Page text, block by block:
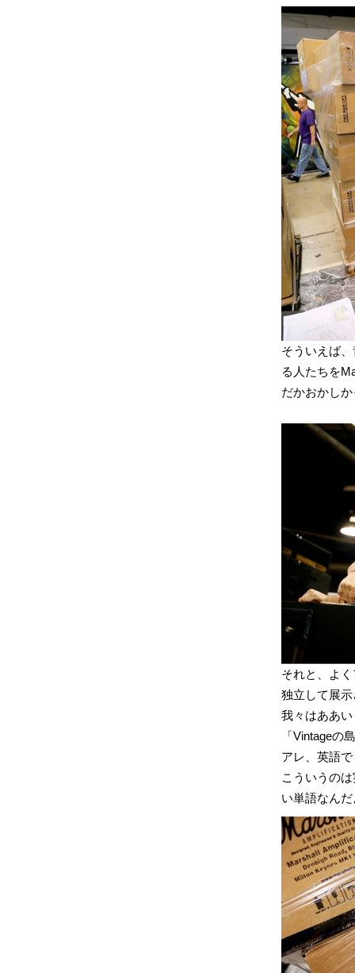
そういえば
る人たちを
だかおかし
それと、よ
独立して展
我々はああ
「Vintageの
アレ、英語
こういうの
い単語なん